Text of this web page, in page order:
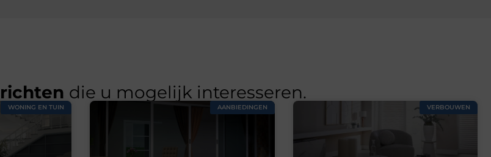
die u mogelijk interesseren.
WONING EN TUIN AANBIEDINGEN VERBOUWEN